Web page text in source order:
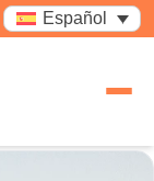
Español